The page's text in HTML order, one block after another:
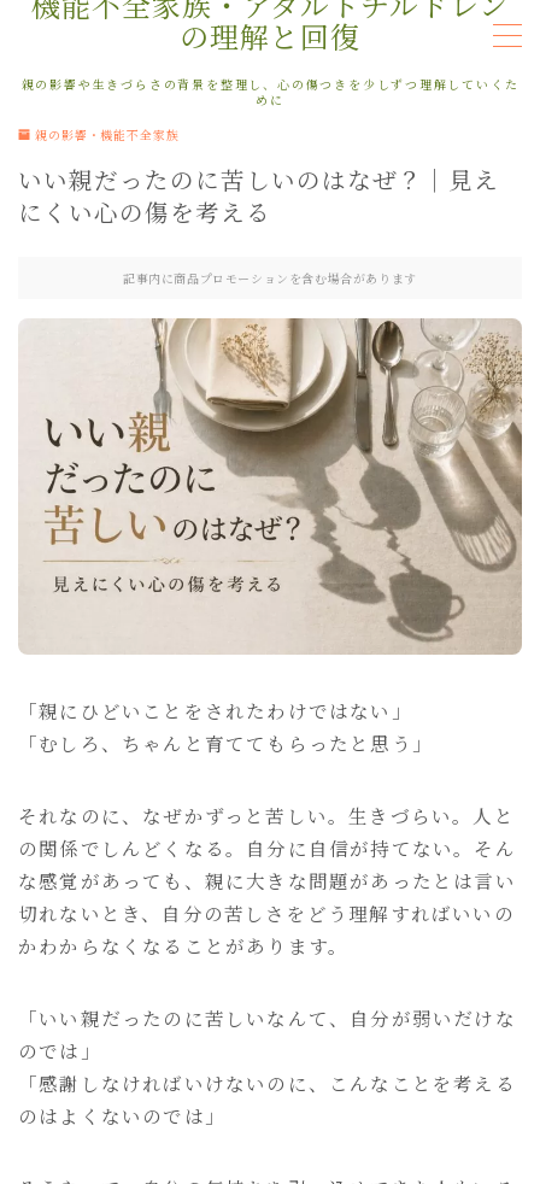
の理解と回復
親の影響や生きづらさの背景を整理し、心の傷つきを少しずつ理解していくた
めに
MENU
はじめての方へ
親の影響・機能不全家族
本音がわからない・感情整理
不安・生きづらさ・繰り返すパターン
インナーチャイルド・回復
商品ページ
おもいのままに
親の影響・機能不全家族
いい親だったのに苦しいのはなぜ？｜見え
にくい心の傷を考える
記事内に商品プロモーションを含む場合があります
「親にひどいことをされたわけではない」
「むしろ、ちゃんと育ててもらったと思う」
それなのに、なぜかずっと苦しい。生きづらい。人と
の関係でしんどくなる。自分に自信が持てない。そん
な感覚があっても、親に大きな問題があったとは言い
切れないとき、自分の苦しさをどう理解すればいいの
かわからなくなることがあります。
「いい親だったのに苦しいなんて、自分が弱いだけな
のでは」
「感謝しなければいけないのに、こんなことを考える
のはよくないのでは」